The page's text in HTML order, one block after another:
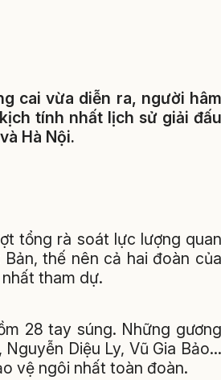
cai vừa diễn ra, người hâm
tính nhất lịch sử giải đấu
Hà Nội.
tổng rà soát lực lượng quan
thế nên cả hai đoàn của
tham dự.
28 tay súng. Những gương
Diệu Ly, Vũ Gia Bảo...
vệ ngôi nhất toàn đoàn.